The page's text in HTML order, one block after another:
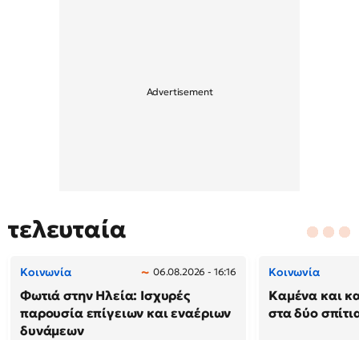
τελευταία
Κοινωνία 06.08.2026 - 16:16
Φωτιά στην Ηλεία: Ισχυρές
παρουσία επίγειων και εναέριων
δυνάμεων
Κοινωνία
Καμένα και
στα δύο